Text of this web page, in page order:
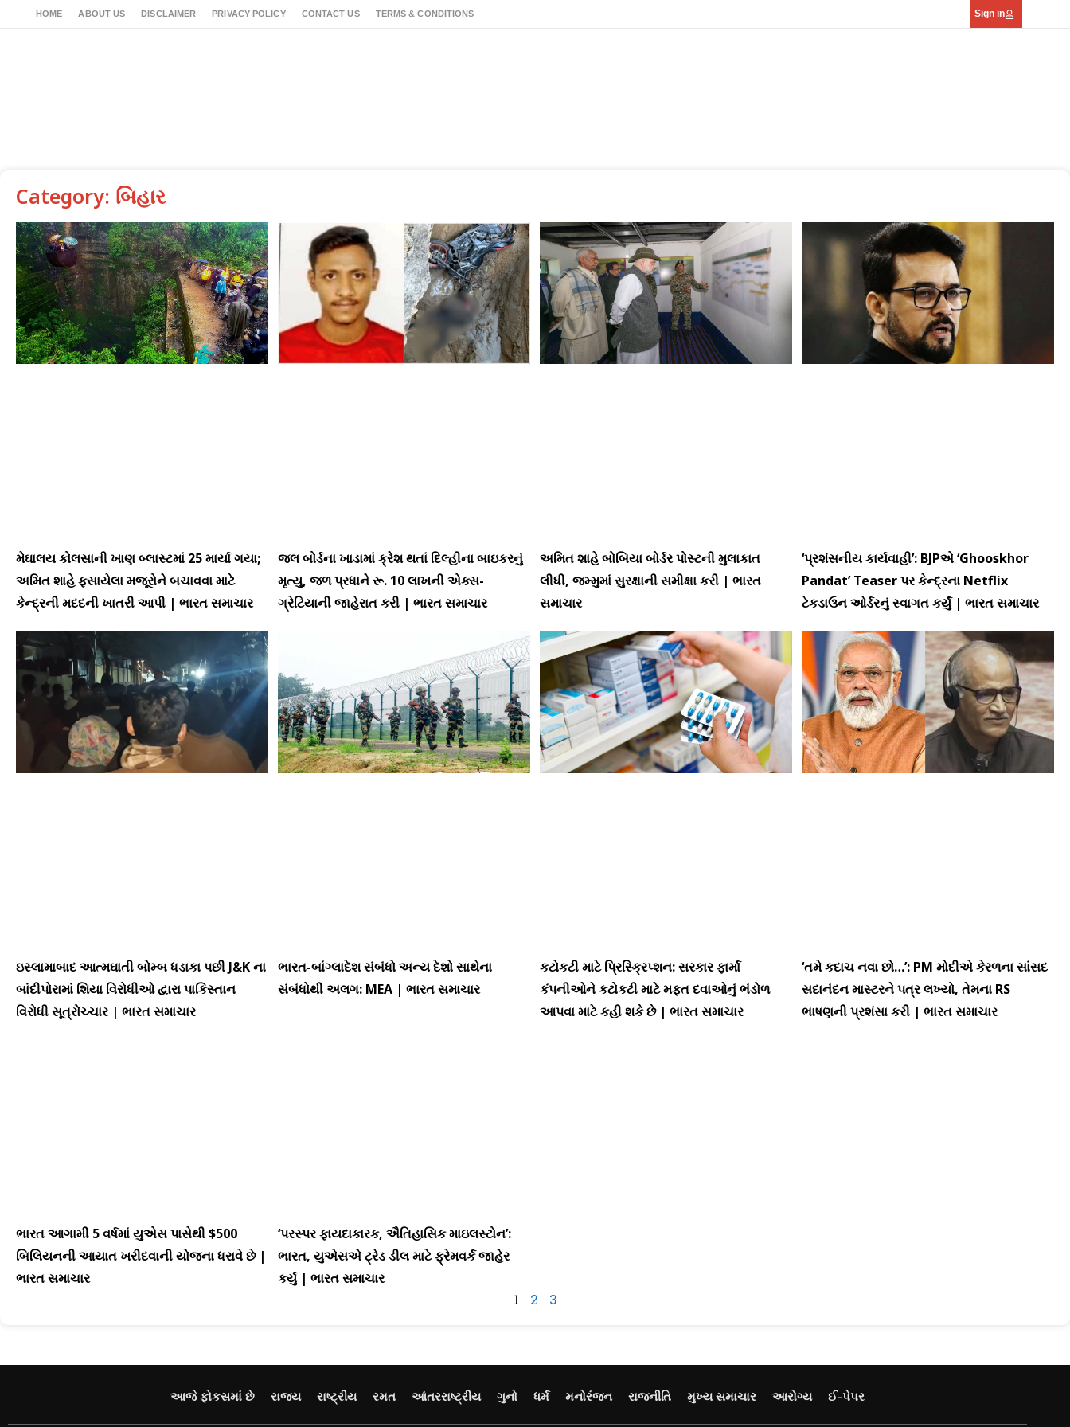
HOME ABOUT US DISCLAIMER PRIVACY POLICY CONTACT US TERMS & CONDITIONS Sign in
Category: બિહાર
મેઘાલય કોલસાની ખાણ બ્લાસ્ટમાં 25 માર્યા ગયા;
અમિત શાહે ફસાયેલા મજૂરોને બચાવવા માટે
કેન્દ્રની મદદની ખાતરી આપી | ભારત સમાચાર
જલ બોર્ડના ખાડામાં ક્રેશ થતાં દિલ્હીના બાઇકરનું
મૃત્યુ, જળ પ્રધાને રૂ. 10 લાખની એક્સ-
ગ્રેટિયાની જાહેરાત કરી | ભારત સમાચાર
અમિત શાહે બોબિયા બોર્ડર પોસ્ટની મુલાકાત
લીધી, જમ્મુમાં સુરક્ષાની સમીક્ષા કરી | ભારત
સમાચાર
‘પ્રશંસનીય કાર્યવાહી’: BJPએ ‘Ghooskhor
Pandat’ Teaser પર કેન્દ્રના Netflix
ટેકડાઉન ઓર્ડરનું સ્વાગત કર્યું | ભારત સમાચાર
ઇસ્લામાબાદ આત્મઘાતી બોમ્બ ધડાકા પછી J&K ના
બાંદીપોરામાં શિયા વિરોધીઓ દ્વારા પાકિસ્તાન
વિરોધી સૂત્રોચ્ચાર | ભારત સમાચાર
ભારત-બાંગ્લાદેશ સંબંધો અન્ય દેશો સાથેના
સંબંધોથી અલગ: MEA | ભારત સમાચાર
કટોકટી માટે પ્રિસ્ક્રિપ્શન: સરકાર ફાર્મા
કંપનીઓને કટોકટી માટે મફત દવાઓનું ભંડોળ
આપવા માટે કહી શકે છે | ભારત સમાચાર
‘તમે કદાચ નવા છો…’: PM મોદીએ કેરળના સાંસદ
સદાનંદન માસ્ટરને પત્ર લખ્યો, તેમના RS
ભાષણની પ્રશંસા કરી | ભારત સમાચાર
ભારત આગામી 5 વર્ષમાં યુએસ પાસેથી $500
બિલિયનની આયાત ખરીદવાની યોજના ધરાવે છે |
ભારત સમાચાર
‘પરસ્પર ફાયદાકારક, ઐતિહાસિક માઇલસ્ટોન’:
ભારત, યુએસએ ટ્રેડ ડીલ માટે ફ્રેમવર્ક જાહેર
કર્યું | ભારત સમાચાર
1 2 3
આજે ફોકસમાં છે રાજ્ય રાષ્ટ્રીય રમત આંતરરાષ્ટ્રીય ગુનો ધર્મ મનોરંજન રાજનીતિ મુખ્ય સમાચાર આરોગ્ય ઈ-પેપર